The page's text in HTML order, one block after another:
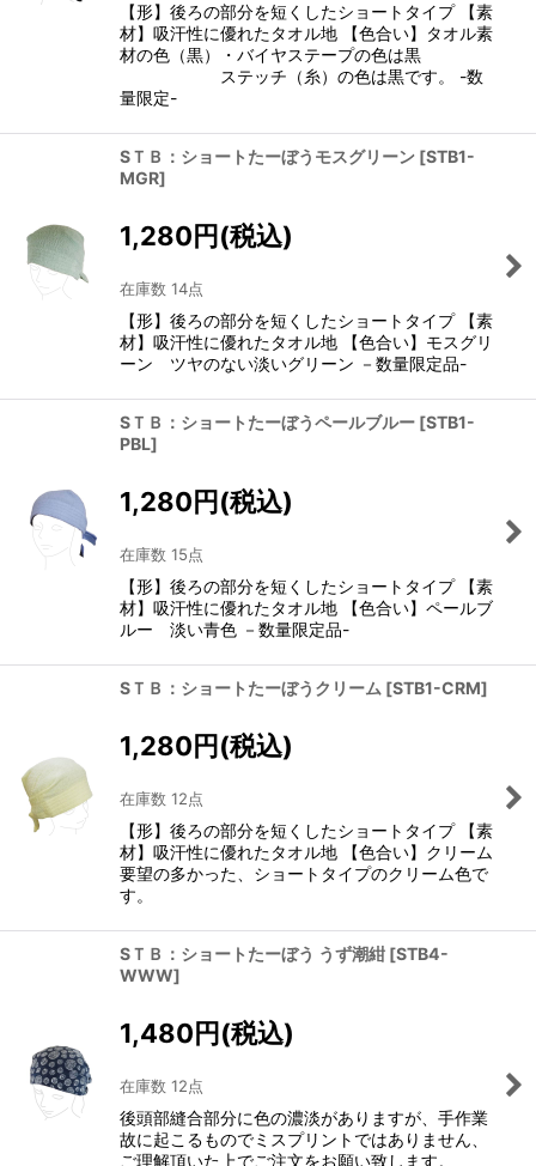
【形】後ろの部分を短くしたショートタイプ 【素
材】吸汗性に優れたタオル地 【色合い】タオル素
材の色（黒）・バイヤステープの色は黒
ステッチ（糸）の色は黒です。 -数
量限定-
SＴＢ：ショートたーぼうモスグリーン [STB1-
MGR]
1,280円(税込)
在庫数 14点
【形】後ろの部分を短くしたショートタイプ 【素
材】吸汗性に優れたタオル地 【色合い】モスグリ
ーン ツヤのない淡いグリーン －数量限定品-
SＴＢ：ショートたーぼうペールブルー [STB1-
PBL]
1,280円(税込)
在庫数 15点
【形】後ろの部分を短くしたショートタイプ 【素
材】吸汗性に優れたタオル地 【色合い】ペールブ
ルー 淡い青色 －数量限定品-
SＴＢ：ショートたーぼうクリーム [STB1-CRM]
1,280円(税込)
在庫数 12点
【形】後ろの部分を短くしたショートタイプ 【素
材】吸汗性に優れたタオル地 【色合い】クリーム
要望の多かった、ショートタイプのクリーム色で
す。
SＴＢ：ショートたーぼう うず潮紺 [STB4-
WWW]
1,480円(税込)
在庫数 12点
後頭部縫合部分に色の濃淡がありますが、手作業
故に起こるものでミスプリントではありません、
ご理解頂いた上でご注文をお願い致します。